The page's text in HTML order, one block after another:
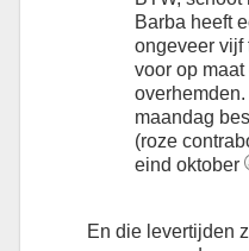
Barba heeft
ongeveer vijf
voor op
maandag
(roze
eind oktober
En die levertijden